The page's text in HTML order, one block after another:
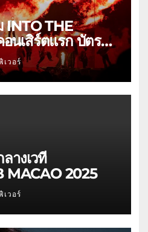
INTO THE
นเสิร์ตแรก บัตร
วอร์
างเวที
MACAO 2025
วอร์